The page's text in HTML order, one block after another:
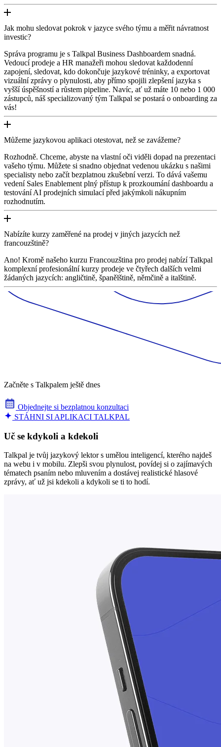
Jak mohu sledovat pokrok v jazyce svého týmu a měřit návratnost
investic?
Správa programu je s Talkpal Business Dashboardem snadná.
Vedoucí prodeje a HR manažeři mohou sledovat každodenní
zapojení, sledovat, kdo dokončuje jazykové tréninky, a exportovat
vizuální zprávy o plynulosti, aby přímo spojili zlepšení jazyka s
vyšší úspěšností a růstem pipeline. Navíc, ať už máte 10 nebo 1 000
zástupců, náš specializovaný tým Talkpal se postará o onboarding za
vás!
Můžeme jazykovou aplikaci otestovat, než se zavážeme?
Rozhodně. Chceme, abyste na vlastní oči viděli dopad na prezentaci
vašeho týmu. Můžete si snadno objednat vedenou ukázku s našimi
specialisty nebo začít bezplatnou zkušební verzi. To dává vašemu
vedení Sales Enablement plný přístup k prozkoumání dashboardu a
testování AI prodejních simulací před jakýmkoli nákupním
rozhodnutím.
Nabízíte kurzy zaměřené na prodej v jiných jazycích než
francouzštině?
Ano! Kromě našeho kurzu Francouzština pro prodej nabízí Talkpal
komplexní profesionální kurzy prodeje ve čtyřech dalších velmi
žádaných jazycích: angličtině, španělštině, němčině a italštině.
Začněte s Talkpalem ještě dnes
Objednejte si bezplatnou konzultaci
STÁHNI SI APLIKACI TALKPAL
Uč se kdykoli a kdekoli
Talkpal je tvůj jazykový lektor s umělou inteligencí, kterého najdeš
na webu i v mobilu. Zlepši svou plynulost, povídej si o zajímavých
tématech psaním nebo mluvením a dostávej realistické hlasové
zprávy, ať už jsi kdekoli a kdykoli se ti to hodí.